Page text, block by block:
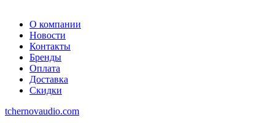
О компании
Новости
Контакты
Бренды
Оплата
Доставка
Скидки
tchernovaudio.com